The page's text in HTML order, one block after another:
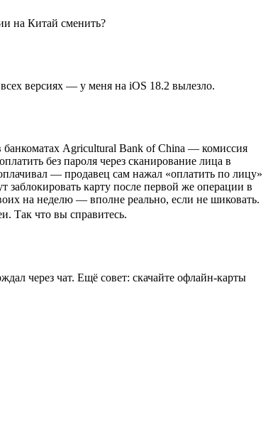
на Китай сменить?
версиях — у меня на iOS 18.2 вылезло.
Agricultural Bank of China — комиссия
без пароля через сканирование лица в
— продавец сам нажал «оплатить по лицу»
заблокировать карту после первой же операции в
на неделю — вполне реально, если не шиковать.
Так что вы справитесь.
через чат. Ещё совет: скачайте офлайн-карты